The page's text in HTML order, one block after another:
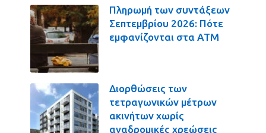
Πληρωμή των συντάξεων
Σεπτεμβρίου 2026: Πότε
εμφανίζονται στα ΑΤΜ
Διορθώσεις των
τετραγωνικών μέτρων
ακινήτων χωρίς
αναδρομικές χρεώσεις